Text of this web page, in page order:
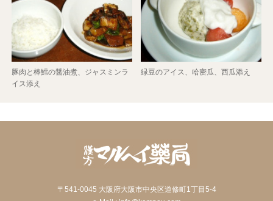
豚肉と棒鱈の醤油煮、ジャスミンラ
イス添え
緑豆のアイス、哈密瓜、西瓜添え
〒541-0045 大阪府大阪市中央区道修町1丁目5-4